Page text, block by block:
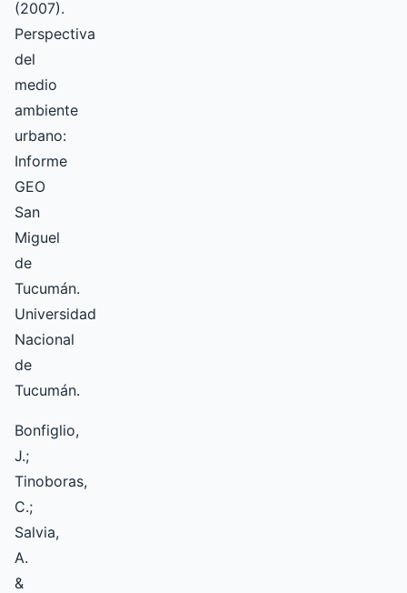
(2007).
Perspectiva
del
medio
ambiente
urbano:
Informe
GEO
San
Miguel
de
Tucumán.
Universidad
Nacional
de
Tucumán.
Bonfiglio,
J.;
Tinoboras,
C.;
Salvia,
A.
&